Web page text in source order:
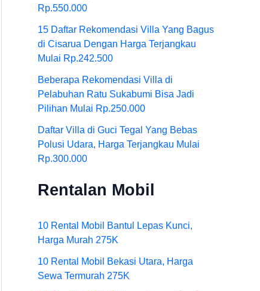
Rp.550.000
15 Daftar Rekomendasi Villa Yang Bagus
di Cisarua Dengan Harga Terjangkau
Mulai Rp.242.500
Beberapa Rekomendasi Villa di
Pelabuhan Ratu Sukabumi Bisa Jadi
Pilihan Mulai Rp.250.000
Daftar Villa di Guci Tegal Yang Bebas
Polusi Udara, Harga Terjangkau Mulai
Rp.300.000
Rentalan Mobil
10 Rental Mobil Bantul Lepas Kunci,
Harga Murah 275K
10 Rental Mobil Bekasi Utara, Harga
Sewa Termurah 275K